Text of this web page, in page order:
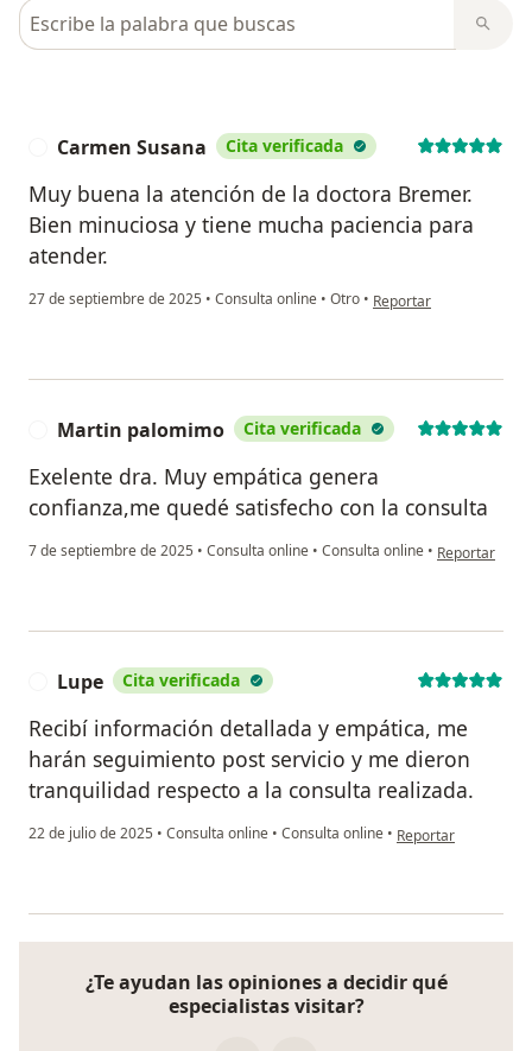
Busca en opiniones
Carmen Susana Cita verificada
Muy buena la atención de la doctora Bremer.
Bien minuciosa y tiene mucha paciencia para
atender.
27 de septiembre de 2025 • Consulta online • Otro • en opinión del usuario
Reportar
Martin palomimo Cita verificada
Exelente dra. Muy empática genera
confianza,me quedé satisfecho con la consulta
7 de septiembre de 2025 • Consulta online • Consulta online • en opinión
Reportar
Lupe Cita verificada
Recibí información detallada y empática, me
harán seguimiento post servicio y me dieron
tranquilidad respecto a la consulta realizada.
22 de julio de 2025 • Consulta online • Consulta online • en opinión del
Reportar
¿Te ayudan las opiniones a decidir qué
especialistas visitar?